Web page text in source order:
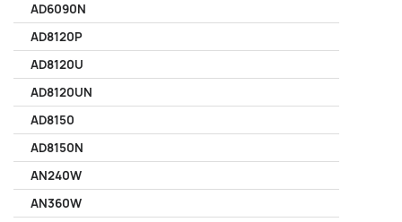
AD6090N
AD8120P
AD8120U
AD8120UN
AD8150
AD8150N
AN240W
AN360W